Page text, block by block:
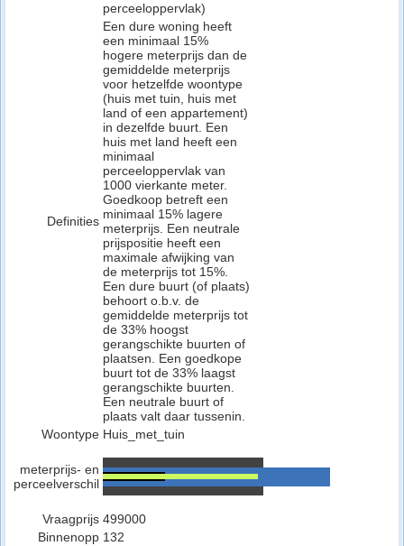
perceeloppervlak)
Definities
Een dure woning heeft
een minimaal 15%
hogere meterprijs dan de
gemiddelde meterprijs
voor hetzelfde woontype
(huis met tuin, huis met
land of een appartement)
in dezelfde buurt. Een
huis met land heeft een
minimaal
perceeloppervlak van
1000 vierkante meter.
Goedkoop betreft een
minimaal 15% lagere
meterprijs. Een neutrale
prijspositie heeft een
maximale afwijking van
de meterprijs tot 15%.
Een dure buurt (of plaats)
behoort o.b.v. de
gemiddelde meterprijs tot
de 33% hoogst
gerangschikte buurten of
plaatsen. Een goedkope
buurt tot de 33% laagst
gerangschikte buurten.
Een neutrale buurt of
plaats valt daar tussenin.
Woontype Huis_met_tuin
meterprijs- en
perceelverschil
Vraagprijs 499000
Binnenopp 132